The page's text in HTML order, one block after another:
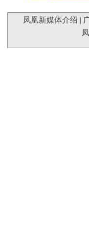
凤凰新媒体介绍 |